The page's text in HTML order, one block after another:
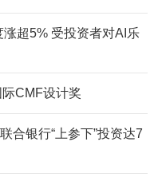
超5% 受投资者对AI乐
CMF设计奖
合银行“上参下”投资达7